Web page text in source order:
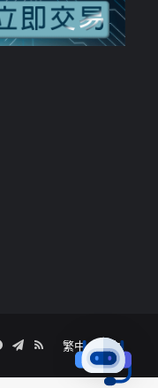
繁中 簡中
Facebook
Telegram
RSS